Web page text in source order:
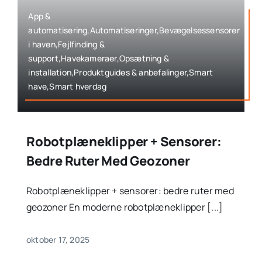
App &
automatisering,Automatiseringer,Bevægelsessensorer
i haven,Fejlfinding &
support,Havekameraer,Opsætning &
installation,Produktguides & anbefalinger,Smart
have,Smart hverdag
Robotplæneklipper + Sensorer:
Bedre Ruter Med Geozoner
Robotplæneklipper + sensorer: bedre ruter med
geozoner En moderne robotplæneklipper [...]
oktober 17, 2025